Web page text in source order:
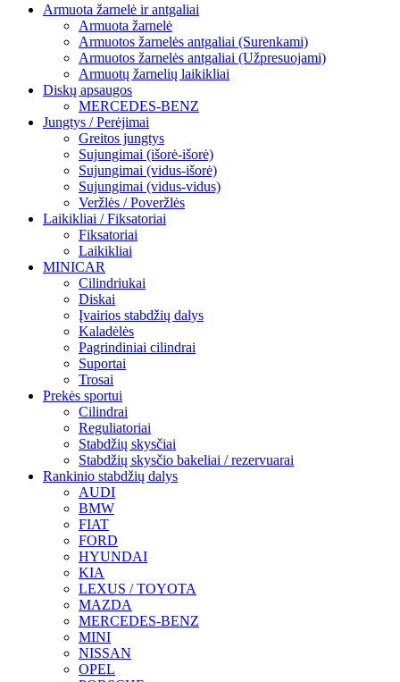
Armuota žarnelė ir antgaliai
Armuota žarnelė
Armuotos žarnelės antgaliai (Surenkami)
Armuotos žarnelės antgaliai (Užpresuojami)
Armuotų žarnelių laikikliai
Diskų apsaugos
MERCEDES-BENZ
Jungtys / Perėjimai
Greitos jungtys
Sujungimai (išorė-išorė)
Sujungimai (vidus-išorė)
Sujungimai (vidus-vidus)
Veržlės / Poveržlės
Laikikliai / Fiksatoriai
Fiksatoriai
Laikikliai
MINICAR
Cilindriukai
Diskai
Įvairios stabdžių dalys
Kaladėlės
Pagrindiniai cilindrai
Suportai
Trosai
Prekės sportui
Cilindrai
Reguliatoriai
Stabdžių skysčiai
Stabdžių skysčio bakeliai / rezervuarai
Rankinio stabdžių dalys
AUDI
BMW
FIAT
FORD
HYUNDAI
KIA
LEXUS / TOYOTA
MAZDA
MERCEDES-BENZ
MINI
NISSAN
OPEL